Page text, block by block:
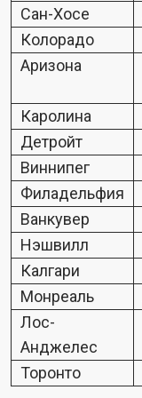
Сан-Хосе
Колорадо
Аризона
Каролина
Детройт
Виннипег
Филадельфия
Ванкувер
Нэшвилл
Калгари
Монреаль
Лос-
Анджелес
Торонто